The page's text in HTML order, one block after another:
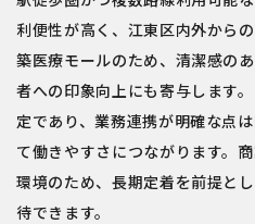
利便性が高く、江東区内外から
築医療モールのため、清潔感の
者への印象向上にも寄与します
定であり、業務連携が明確な点
て働きやすさにつながります。
環境のため、長期定着を前提と
待できます。